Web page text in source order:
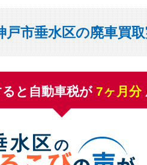
戸市垂水区の廃車買
と自動車税が 7ヶ月分
水区 の